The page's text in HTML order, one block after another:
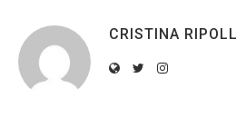
CRISTINA RIPOLL